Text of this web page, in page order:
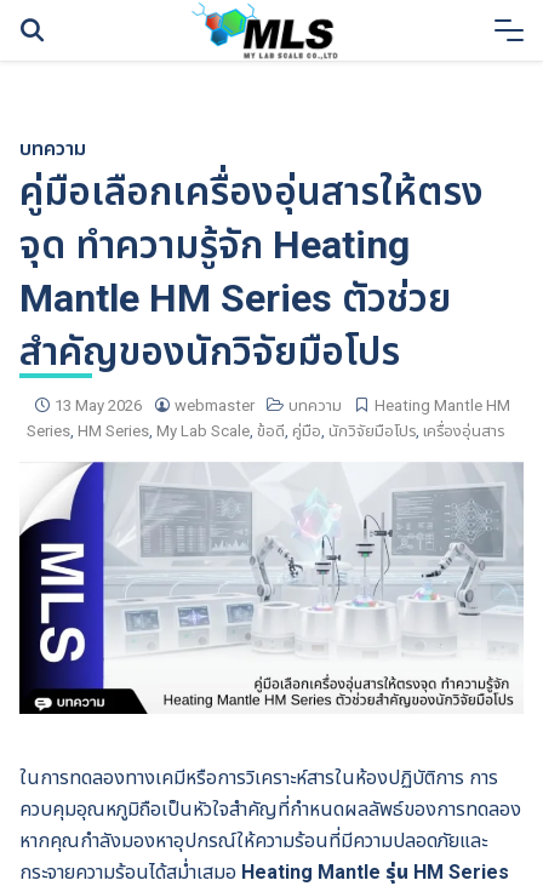
Skip
บทความ
คู่มือเลือกเครื่องอุ่นสารให้ตรง
จุด ทำความรู้จัก Heating
Mantle HM Series ตัวช่วย
สำคัญของนักวิจัยมือโปร
13 May 2026 webmaster บทความ
Heating Mantle HM
Series, HM Series, My Lab Scale, ข้อดี, คู่มือ, นักวิจัยมือโปร, เครื่องอุ่นสาร
ในการทดลองทางเคมีหรือการวิเคราะห์สารในห้องปฏิบัติการ การ
ควบคุมอุณหภูมิถือเป็นหัวใจสำคัญที่กำหนดผลลัพธ์ของการทดลอง
หากคุณกำลังมองหาอุปกรณ์ให้ความร้อนที่มีความปลอดภัยและ
กระจายความร้อนได้สม่ำเสมอ Heating Mantle รุ่น HM Series